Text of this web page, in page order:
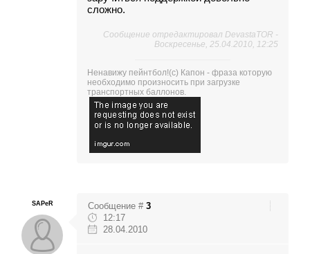
сложно.
Сообщение отредактировал DevastaTOR -
Воскресенье, 25.04.2010, 12:25
Ненавижу пейнтбол!(с) Капон - фраза которую
необходимо произносить при загрузке
транспортных баллонов.
SAPeR Сообщение # 3
12:17
28.04.2010